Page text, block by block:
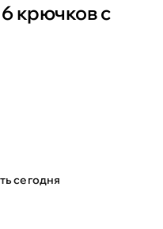
крючков с
сегодня